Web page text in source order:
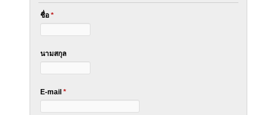
ชื่อ*
นามสกุล
E-mail*